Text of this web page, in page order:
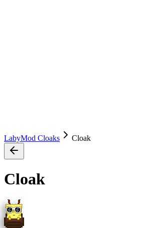
LabyMod Cloaks Cloak
Cloak